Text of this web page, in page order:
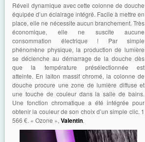
Réveil dynamique avec cette colonne de douche
équipée d’un éclairage intégré. Facile à mettre en
place, elle ne nécessite aucun branchement. Très
économique, elle ne suscite aucune
consommation électrique ! Par simple
phénomène physique, la production de lumière
se déclenche au démarrage de la douche dès
que la température présélectionnée est
atteinte. En laiton massif chromé, la colonne de
douche procure une zone de lumière diffuse et
une touche de couleur dans la salle de bains.
Une fonction chromatique a été intégrée pour
obtenir la couleur de son choix d’un simple clic. 1
566 €. « Ozone », Valentin.